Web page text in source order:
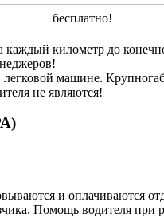
бесплатно!
каждый километр до
машине.
не являются!
и оплачиваются
Помощь водителя при